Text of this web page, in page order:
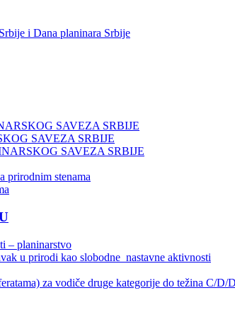
i Dana planinara Srbije
SAVEZA SRBIJE
SAVEZA SRBIJE
SAVEZA SRBIJE
prirodnim stenama
– planinarstvo
u prirodi kao slobodne nastavne aktivnosti
za vodiče druge kategorije do težina C/D/